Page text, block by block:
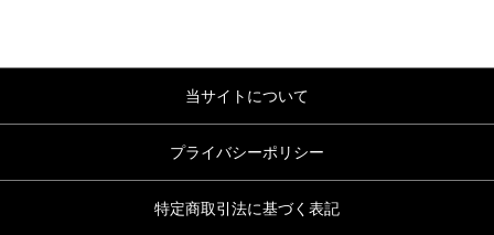
当サイトについて
プライバシーポリシー
特定商取引法に基づく表記